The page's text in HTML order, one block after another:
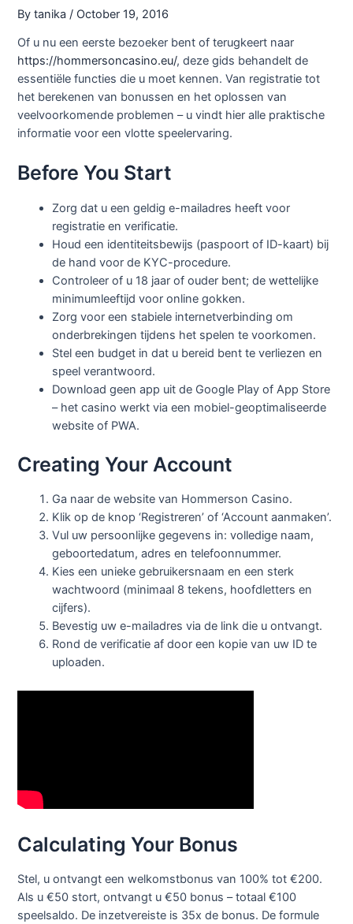
Bytanika / October 19, 2016
Of u nu een eerste bezoeker bent of terugkeert naar
https://hommersoncasino.eu/, deze gids behandelt de
essentiële functies die u moet kennen. Van registratie tot
het berekenen van bonussen en het oplossen van
veelvoorkomende problemen – u vindt hier alle praktische
informatie voor een vlotte speelervaring.
Before You Start
Zorg dat u een geldig e-mailadres heeft voor
registratie en verificatie.
Houd een identiteitsbewijs (paspoort of ID-kaart) bij
de hand voor de KYC-procedure.
Controleer of u 18 jaar of ouder bent; de wettelijke
minimumleeftijd voor online gokken.
Zorg voor een stabiele internetverbinding om
onderbrekingen tijdens het spelen te voorkomen.
Stel een budget in dat u bereid bent te verliezen en
speel verantwoord.
Download geen app uit de Google Play of App Store
– het casino werkt via een mobiel-geoptimaliseerde
website of PWA.
Creating Your Account
Ga naar de website van Hommerson Casino.
Klik op de knop ‘Registreren’ of ‘Account aanmaken’.
Vul uw persoonlijke gegevens in: volledige naam,
geboortedatum, adres en telefoonnummer.
Kies een unieke gebruikersnaam en een sterk
wachtwoord (minimaal 8 tekens, hoofdletters en
cijfers).
Bevestig uw e-mailadres via de link die u ontvangt.
Rond de verificatie af door een kopie van uw ID te
uploaden.
Calculating Your Bonus
Stel, u ontvangt een welkomstbonus van 100% tot €200.
Als u €50 stort, ontvangt u €50 bonus – totaal €100
speelsaldo. De inzetvereiste is 35x de bonus. De formule